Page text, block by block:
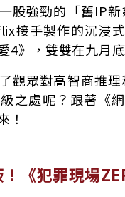
現場ZERO》三大看點
4》情感糾葛看點與成
腦VS動心虐心
股強勁的「舊IP
接手製作的沉浸
4》，雙雙在九月
觀眾對高智商推
之處呢？跟著《
！
《犯罪現場